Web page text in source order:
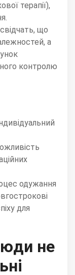
терапії),
що
а
контролю
одужання
для
не